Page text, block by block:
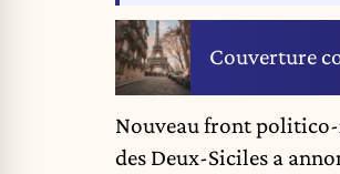
Couverture
Nouveau front
des Deux-Siciles a